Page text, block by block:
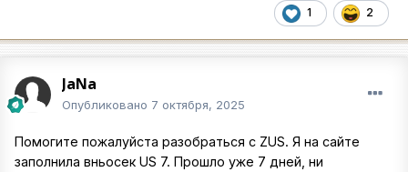
1 2
JaNa
Опубликовано 7 октября, 2025
Помогите пожалуйста разобраться с ZUS. Я на сайте
заполнила вньосек US 7. Прошло уже 7 дней, ни